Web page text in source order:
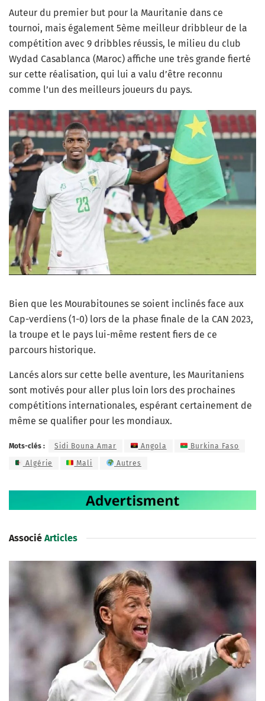
Auteur du premier but pour la Mauritanie dans ce
tournoi, mais également 5ème meilleur dribbleur de la
compétition avec 9 dribbles réussis, le milieu du club
Wydad Casablanca (Maroc) affiche une très grande fierté
sur cette réalisation, qui lui a valu d’être reconnu
comme l’un des meilleurs joueurs du pays.
Bien que les Mourabitounes se soient inclinés face aux
Cap-verdiens (1-0) lors de la phase finale de la CAN 2023,
la troupe et le pays lui-même restent fiers de ce
parcours historique.
Lancés alors sur cette belle aventure, les Mauritaniens
sont motivés pour aller plus loin lors des prochaines
compétitions internationales, espérant certainement de
même se qualifier pour les mondiaux.
Mots-clés : Sidi Bouna Amar Angola Burkina Faso
Algérie Mali Autres
Associé Articles